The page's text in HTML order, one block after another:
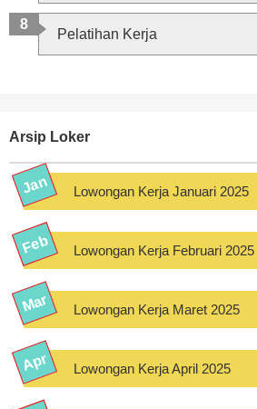
Pelatihan Kerja
Arsip Loker
Lowongan Kerja Januari 2025
Lowongan Kerja Februari 2025
Lowongan Kerja Maret 2025
Lowongan Kerja April 2025